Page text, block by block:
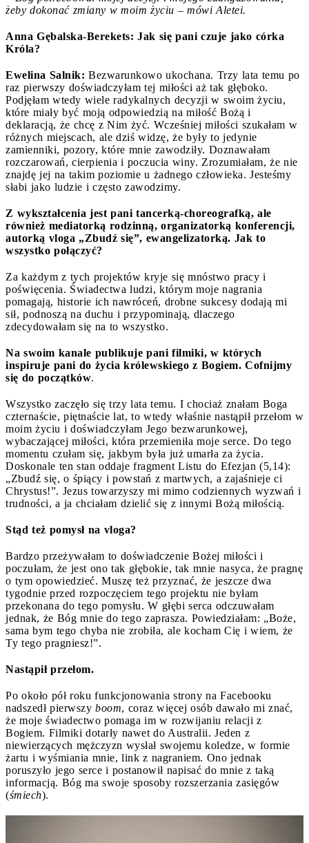
żeby dokonać zmiany w moim życiu – mówi Aletei.
Anna Gębalska-Berekets: Jak się pani czuje jako córka
Króla?
Ewelina Salnik: Bezwarunkowo ukochana. Trzy lata temu po
raz pierwszy doświadczyłam tej miłości aż tak głęboko.
Podjęłam wtedy wiele radykalnych decyzji w swoim życiu,
które miały być moją odpowiedzią na miłość Bożą i
deklaracją, że chcę z Nim żyć. Wcześniej miłości szukałam w
różnych miejscach, ale dziś widzę, że były to jedynie
zamienniki, pozory, które mnie zawodziły. Doznawałam
rozczarowań, cierpienia i poczucia winy. Zrozumiałam, że nie
znajdę jej na takim poziomie u żadnego człowieka. Jesteśmy
słabi jako ludzie i często zawodzimy.
Z wykształcenia jest pani tancerką-choreografką, ale
również mediatorką rodzinną, organizatorką konferencji,
autorką vloga „Zbudź się”, ewangelizatorką. Jak to
wszystko połączyć?
Za każdym z tych projektów kryje się mnóstwo pracy i
poświęcenia. Świadectwa ludzi, którym moje nagrania
pomagają, historie ich nawróceń, drobne sukcesy dodają mi
sił, podnoszą na duchu i przypominają, dlaczego
zdecydowałam się na to wszystko.
Na swoim kanale publikuje pani filmiki, w których
inspiruje pani do życia królewskiego z Bogiem. Cofnijmy
się do początków.
Wszystko zaczęło się trzy lata temu. I chociaż znałam Boga
czternaście, piętnaście lat, to wtedy właśnie nastąpił przełom w
moim życiu i doświadczyłam Jego bezwarunkowej,
wybaczającej miłości, która przemieniła moje serce. Do tego
momentu czułam się, jakbym była już umarła za życia.
Doskonale ten stan oddaje fragment Listu do Efezjan (5,14):
„Zbudź się, o śpiący i powstań z martwych, a zajaśnieje ci
Chrystus!”. Jezus towarzyszy mi mimo codziennych wyzwań i
trudności, a ja chciałam dzielić się z innymi Bożą miłością.
Stąd też pomysł na vloga?
Bardzo przeżywałam to doświadczenie Bożej miłości i
poczułam, że jest ono tak głębokie, tak mnie nasyca, że pragnę
o tym opowiedzieć. Muszę też przyznać, że jeszcze dwa
tygodnie przed rozpoczęciem tego projektu nie byłam
przekonana do tego pomysłu. W głębi serca odczuwałam
jednak, że Bóg mnie do tego zaprasza. Powiedziałam: „Boże,
sama bym tego chyba nie zrobiła, ale kocham Cię i wiem, że
Ty tego pragniesz!”.
Nastąpił przełom.
Po około pół roku funkcjonowania strony na Facebooku
nadszedł pierwszy boom, coraz więcej osób dawało mi znać,
że moje świadectwo pomaga im w rozwijaniu relacji z
Bogiem. Filmiki dotarły nawet do Australii. Jeden z
niewierzących mężczyzn wysłał swojemu koledze, w formie
żartu i wyśmiania mnie, link z nagraniem. Ono jednak
poruszyło jego serce i postanowił napisać do mnie z taką
informacją. Bóg ma swoje sposoby rozszerzania zasięgów
(śmiech).